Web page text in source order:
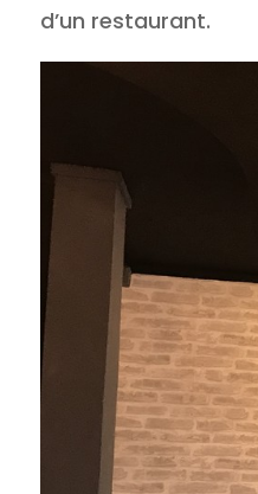
d’un restaurant.